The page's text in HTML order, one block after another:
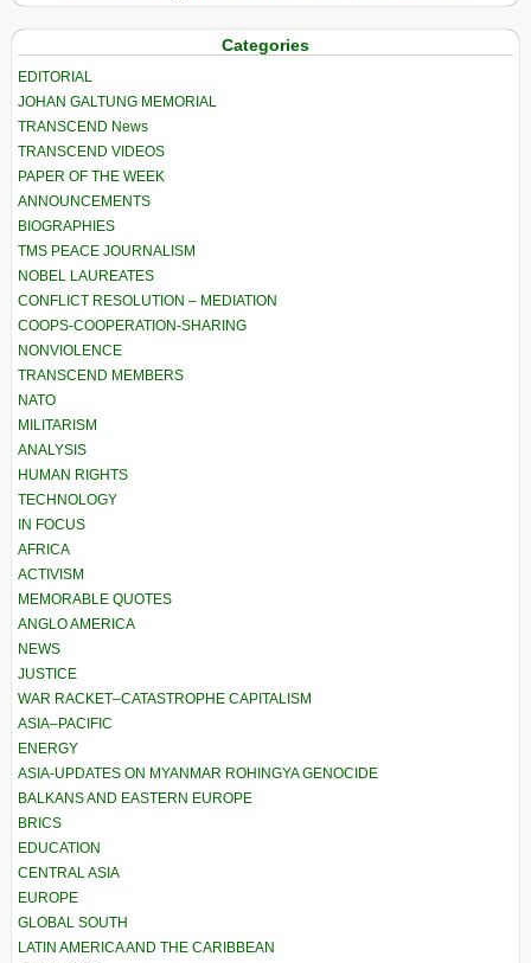
Categories
EDITORIAL
JOHAN GALTUNG MEMORIAL
TRANSCEND News
TRANSCEND VIDEOS
PAPER OF THE WEEK
ANNOUNCEMENTS
BIOGRAPHIES
TMS PEACE JOURNALISM
NOBEL LAUREATES
CONFLICT RESOLUTION – MEDIATION
COOPS-COOPERATION-SHARING
NONVIOLENCE
TRANSCEND MEMBERS
NATO
MILITARISM
ANALYSIS
HUMAN RIGHTS
TECHNOLOGY
IN FOCUS
AFRICA
ACTIVISM
MEMORABLE QUOTES
ANGLO AMERICA
NEWS
JUSTICE
WAR RACKET–CATASTROPHE CAPITALISM
ASIA–PACIFIC
ENERGY
ASIA-UPDATES ON MYANMAR ROHINGYA GENOCIDE
BALKANS AND EASTERN EUROPE
BRICS
EDUCATION
CENTRAL ASIA
EUROPE
GLOBAL SOUTH
LATIN AMERICA AND THE CARIBBEAN